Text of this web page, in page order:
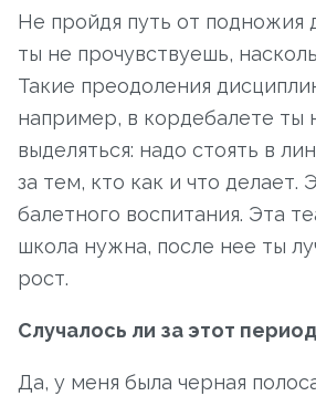
Не пройдя путь от подножия
ты не прочувствуешь,
Такие преодоления
например, в кордебалете
выделяться: надо стоять в
за тем, кто как и что делает.
балетного воспитания. Эта
школа нужна, после нее ты
рост.
Случалось ли за этот
Да, у меня была черная